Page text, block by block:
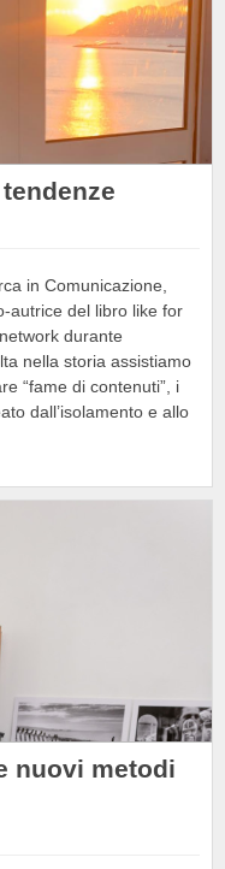
in Comunicazione,
autrice del libro like for
durante
nella storia assistiamo
“fame di contenuti”, i
dall’isolamento e allo
nuovi metodi